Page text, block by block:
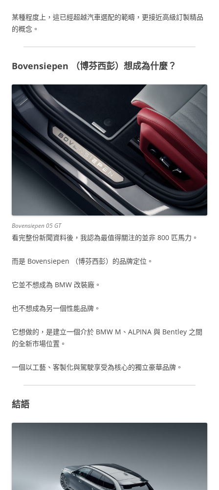
某種程度上，這已經超越汽車選配的範疇，更接近高級訂製精品
的概念。
Bovensiepen （博芬西彭）想成為什麼？
Bovensiepen 05 GT
看完整份新聞資料後，我認為最值得關注的並非 800 匹馬力。
而是 Bovensiepen （博芬西彭）的品牌定位。
它並不想成為 BMW 改裝廠。
也不想成為另一個性能品牌。
它想做的，是建立一個介於 BMW M、ALPINA 與 Bentley 之間
的全新市場位置。
一個以工藝、客製化與駕駛享受為核心的獨立豪華品牌。
結語